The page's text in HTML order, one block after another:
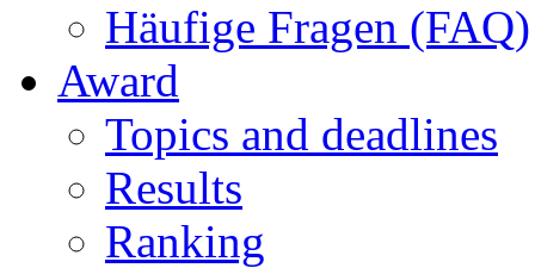
Häufige Fragen (FAQ)
Award
Topics and deadlines
Results
Ranking